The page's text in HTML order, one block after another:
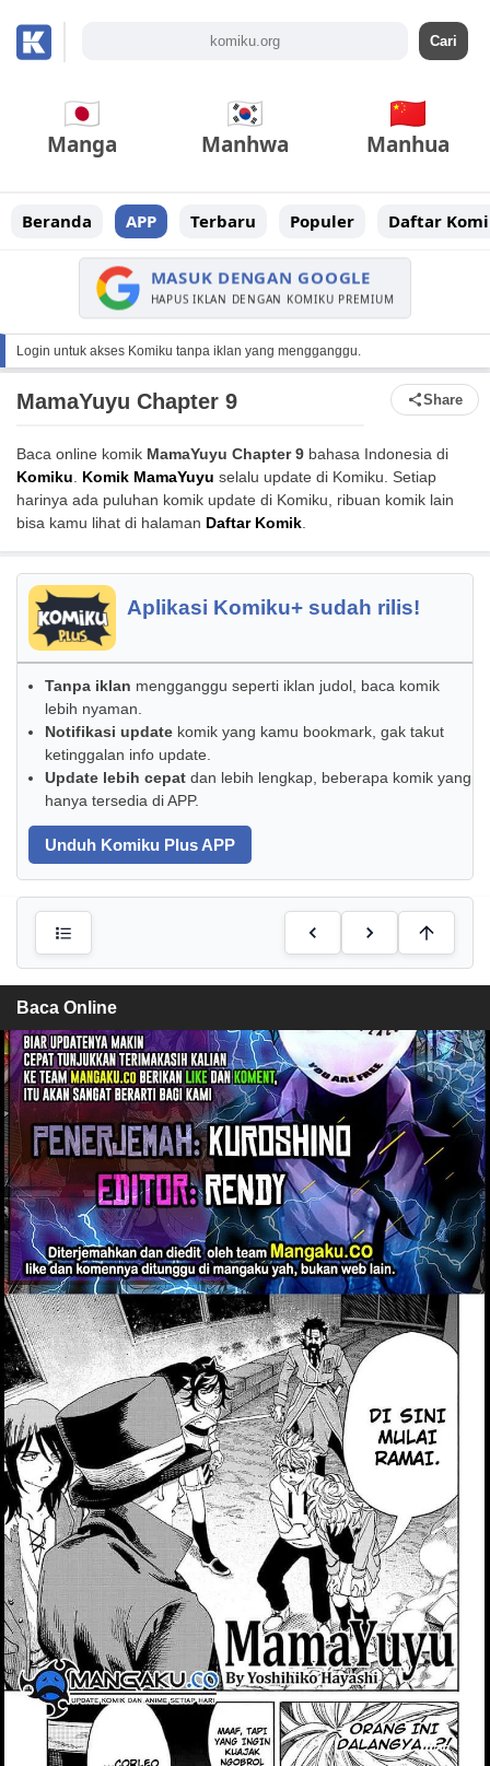
Manga Manhwa Manhua
Beranda APP Terbaru Populer Daftar
MASUK DENGAN GOOGLE
HAPUS IKLAN DENGAN KOMIKU PREMIUM
Login untuk akses Komiku tanpa iklan yang mengganggu.
MamaYuyu Chapter 9 Share
Baca online komik MamaYuyu Chapter 9 bahasa Indonesia di
Komiku. Komik MamaYuyu selalu update di Komiku. Setiap
harinya ada puluhan komik update di Komiku, ribuan komik lain
bisa kamu lihat di halaman Daftar Komik.
Aplikasi Komiku+ sudah rilis!
Tanpa iklan mengganggu seperti iklan judol, baca komik
lebih nyaman.
Notifikasi update komik yang kamu bookmark, gak takut
ketinggalan info update.
Update lebih cepat dan lebih lengkap, beberapa komik yang
hanya tersedia di APP.
Unduh Komiku Plus APP
Baca Online